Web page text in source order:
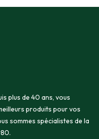
plus de 40 ans, vous
produits pour vos
sommes spécialistes de la